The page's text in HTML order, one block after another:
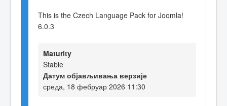
This is the Czech Language Pack for Joomla!
6.0.3
Maturity
Stable
Датум објављивања верзије
среда, 18 фебруар 2026 11:30